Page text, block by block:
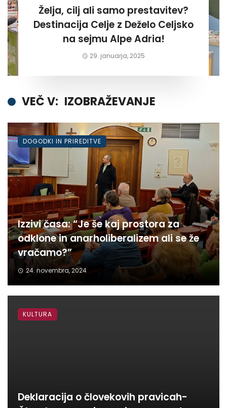
Želja, cilj ali samo prestavitev?
Destinacija Celje z Deželo Celjsko
na sejmu Alpe Adria!
29. januarja, 2025
VEČ V: IZOBRAŽEVANJE
Izzivi časa: “Je še kaj prostora za
odklone in anarholiberalizem ali se že
vračamo?”
24. novembra, 2024
DOGODKI IN PRIREDITVE
Deklaracija o človekovih pravicah-
KULTURA